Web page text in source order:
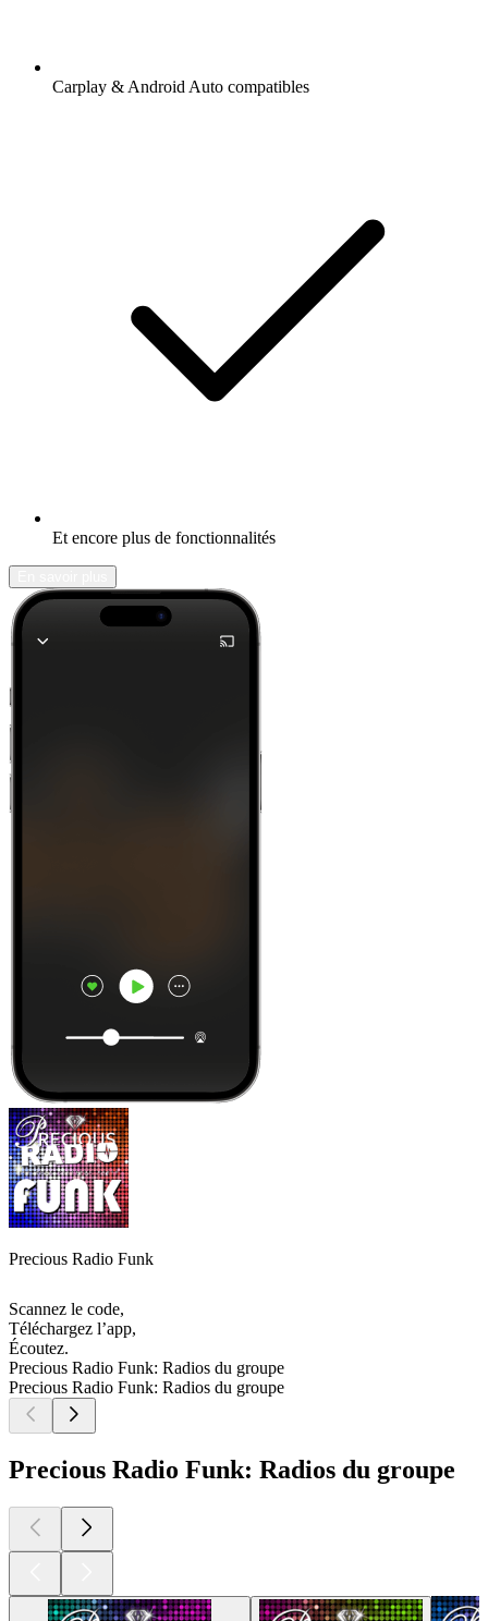
Carplay & Android Auto compatibles
Et encore plus de fonctionnalités
Precious Radio Funk
Scannez le code,
Téléchargez l’app,
Écoutez.
Precious Radio Funk: Radios du groupe
Precious Radio Funk: Radios du groupe
Precious Radio Funk: Radios du groupe